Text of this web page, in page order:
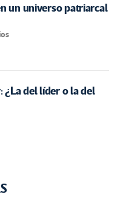
un universo patriarcal
¿La del líder o la del